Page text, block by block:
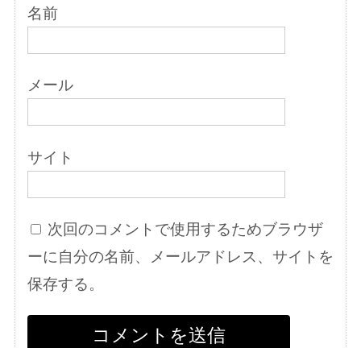
名前
メール
サイト
次回のコメントで使用するためブラウザ
ーに自分の名前、メールアドレス、サイトを
保存する。